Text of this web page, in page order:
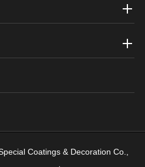
Coatings & Decoration Co.,